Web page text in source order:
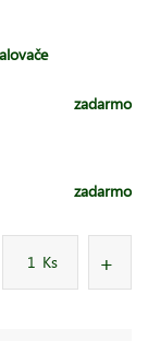
zadarmo
zadarmo
Ks